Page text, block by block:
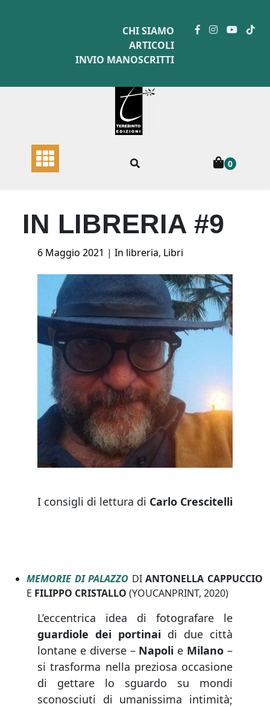
CHI SIAMO
ARTICOLI
INVIO MANOSCRITTI
0
IN LIBRERIA #9
Posted
6 Maggio 2021 | In libreria, Libri
I consigli di lettura di Carlo Crescitelli
MEMORIE DI PALAZZO DIANTONELLA CAPPUCCIO
E FILIPPO CRISTALLO (YOUCANPRINT, 2020)
L’eccentrica idea di fotografare le
guardiole dei portinai di due città
lontane e diverse – Napoli e Milano –
si trasforma nella preziosa occasione
di gettare lo sguardo su mondi
sconosciuti di umanissima intimità;